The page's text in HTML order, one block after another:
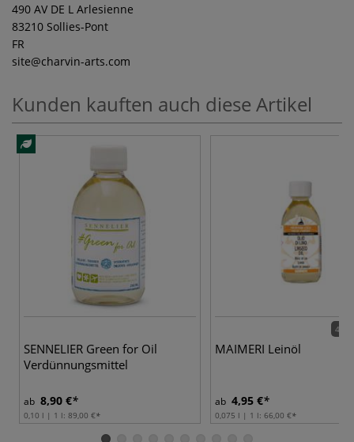
490 AV DE L Arlesienne
83210 Sollies-Pont
FR
site@charvin-arts.com
Kunden kauften auch diese Artikel
SENNELIER Green for Oil
Verdünnungsmittel
ab 8,90 €
0,10 l | 1 l: 89,00 €
4
MAIMERI Leinöl
ab 4,95 €
0,075 l | 1 l: 66,00 €